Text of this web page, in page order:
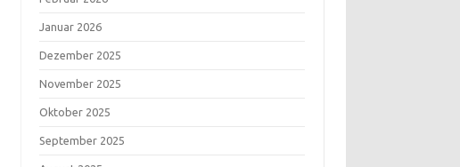
Januar 2026
Dezember 2025
November 2025
Oktober 2025
September 2025